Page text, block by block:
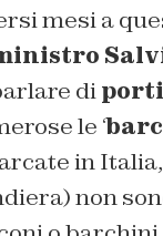
mesi a
di
le ‘
in
non